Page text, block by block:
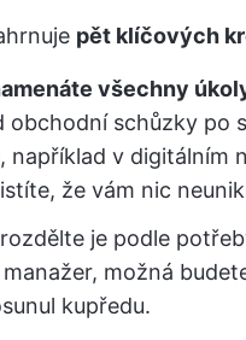
pět klíčových
všechny
obchodní schůzky po
například v digitálním
že vám nic
je podle
možná
kupředu.